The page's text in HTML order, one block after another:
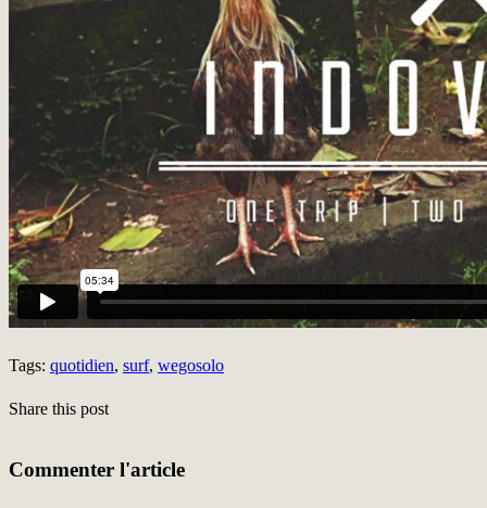
Tags: quotidien, surf, wegosolo
Share this post
Commenter l'article